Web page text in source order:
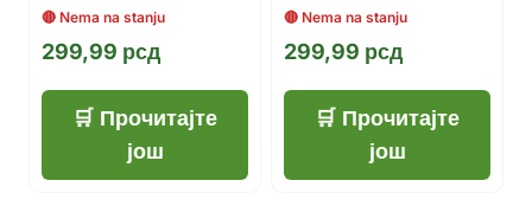
299,99 рсд
Прочитајте
још
299,99 рсд
Прочитајте
још